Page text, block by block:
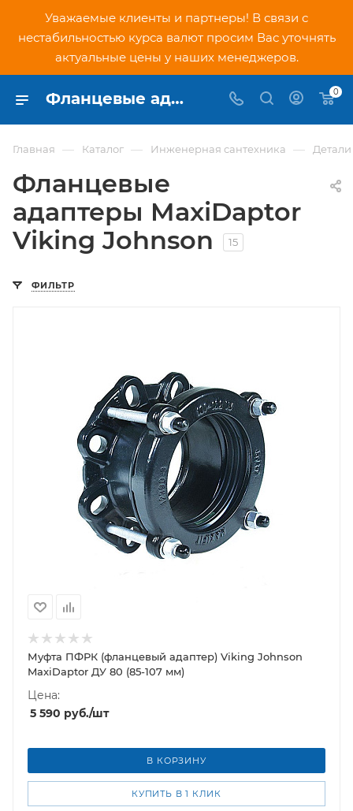
Уважаемые клиенты и партнеры! В связи с
нестабильностью курса валют просим Вас уточнять
актуальные цены у наших менеджеров.
Фланцевые адаптеры MaxiDaptor Viking Johnson - купить в Москве 0
Главная — Каталог — Инженерная сантехника —
Фланцевые
адаптеры MaxiDaptor
Viking Johnson
15
ФИЛЬТР
Муфта ПФРК (фланцевый адаптер) Viking Johnson
MaxiDaptor ДУ 80 (85-107 мм)
Цена:
5 590 руб./шт
В КОРЗИНУ
КУПИТЬ В 1 КЛИК